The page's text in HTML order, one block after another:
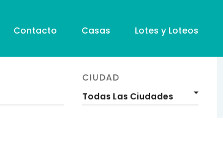
Contacto Casas Lotes y Loteos
CIUDAD
Todas Las Ciudades